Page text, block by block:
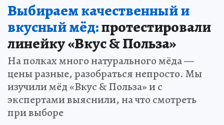
Выбираем качественный и
вкусный мёд:протестировали
линейку «Вкус & Польза»
На полках много натурального мёда —
цены разные, разобраться непросто. Мы
изучили мёд «Вкус & Польза» и с
экспертами выяснили, на что смотреть
при выборе